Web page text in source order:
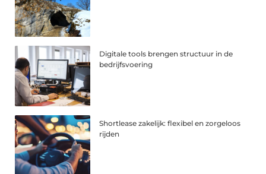
Digitale tools brengen structuur in de
bedrijfsvoering
Shortlease zakelijk: flexibel en zorgeloos
rijden